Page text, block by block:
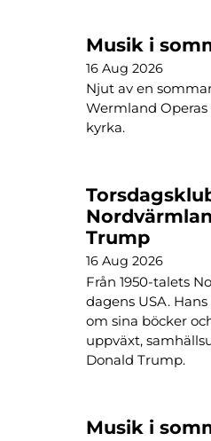
Musik i
16 Aug 2026
Njut av en
Wermland Operas
kyrka.
Trump
16 Aug 2026
Från 1950-talets
dagens USA.
om sina böcker
uppväxt,
Donald Trump.
Musik i